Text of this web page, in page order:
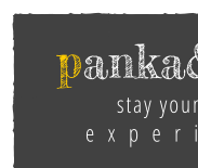
Ugrás a tartalomra